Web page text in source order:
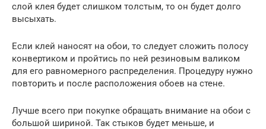
слой клея будет слишком толстым, то он будет долго
высыхать.
Если клей наносят на обои, то следует сложить полосу
конвертиком и пройтись по ней резиновым валиком
для его равномерного распределения. Процедуру нужно
повторить и после расположения обоев на стене.
Лучше всего при покупке обращать внимание на обои с
большой шириной. Так стыков будет меньше, и